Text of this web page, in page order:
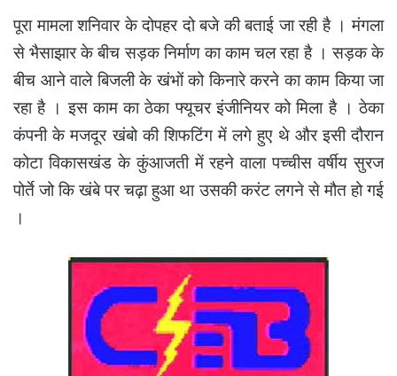
पूरा मामला शनिवार के दोपहर दो बजे की बताई जा रही है । मंगला
से भैसाझार के बीच सड़क निर्माण का काम चल रहा है । सड़क के
बीच आने वाले बिजली के खंभों को किनारे करने का काम किया जा
रहा है । इस काम का ठेका फ्यूचर इंजीनियर को मिला है । ठेका
कंपनी के मजदूर खंबो की शिफटिंग में लगे हुए थे और इसी दौरान
कोटा विकासखंड के कुंआजती में रहने वाला पच्चीस वर्षीय सुरज
पोर्ते जो कि खंबे पर चढ़ा हुआ था उसकी करंट लगने से मौत हो गई
।